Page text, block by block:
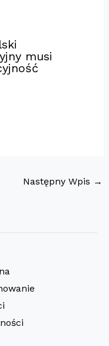
musi
Następny Wpis →